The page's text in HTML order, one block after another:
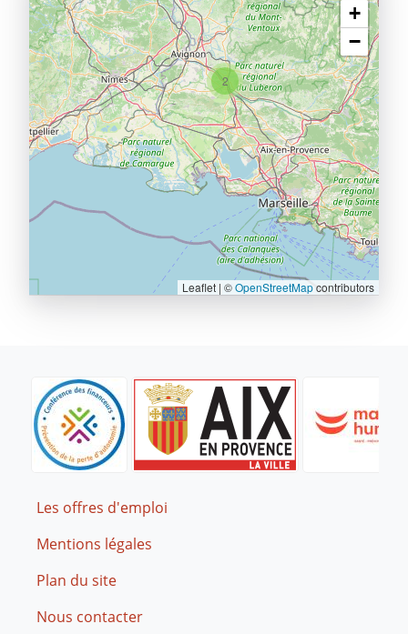
2
+
−
Leaflet | ©OpenStreetMapcontributors
Footer
Les offres d'emploi
Mentions légales
Plan du site
Nous contacter